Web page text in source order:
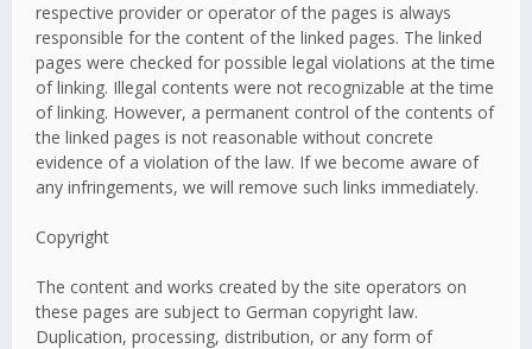
respective provider or operator of the pages is always
responsible for the content of the linked pages. The linked
pages were checked for possible legal violations at the time
of linking. Illegal contents were not recognizable at the time
of linking. However, a permanent control of the contents of
the linked pages is not reasonable without concrete
evidence of a violation of the law. If we become aware of
any infringements, we will remove such links immediately.
Copyright
The content and works created by the site operators on
these pages are subject to German copyright law.
Duplication, processing, distribution, or any form of